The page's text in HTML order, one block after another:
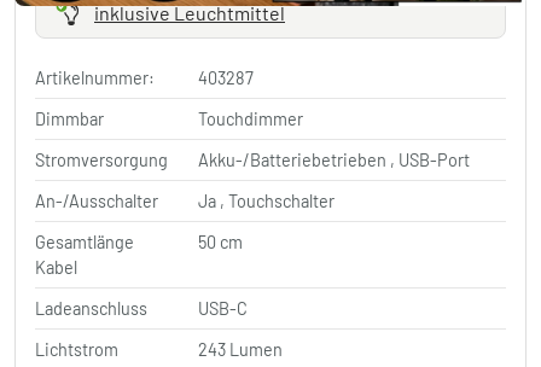
inklusive Leuchtmittel
Artikelnummer:
403287
Dimmbar
Touchdimmer
Stromversorgung
Akku-/Batteriebetrieben , USB-Port
An-/Ausschalter
Ja , Touchschalter
Gesamtlänge
Kabel
50 cm
Ladeanschluss
USB-C
Lichtstrom
243 Lumen